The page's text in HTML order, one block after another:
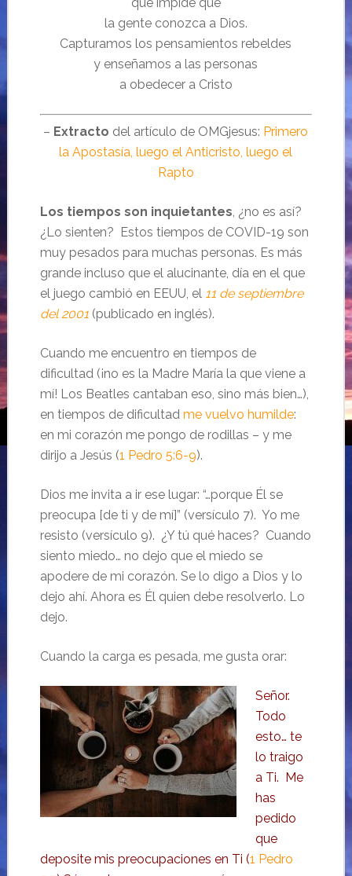
la gente conozca a Dios.
Capturamos los pensamientos rebeldes
y enseñamos a las personas
a obedecer a Cristo
– Extracto del artículo de OMGjesus: Primero
la Apostasía, luego el Anticristo, luego el
Rapto
Los tiempos son inquietantes, ¿no es así?
¿Lo sienten? Estos tiempos de COVID-19 son
muy pesados para muchas personas. Es más
grande incluso que el alucinante, día en el que
el juego cambió en EEUU, el 11 de septiembre
del 2001(publicado en inglés).
Cuando me encuentro en tiempos de
dificultad (¡no es la Madre María la que viene a
mí! Los Beatles cantaban eso, sino más bien…),
en tiempos de dificultad me vuelvo humilde:
en mi corazón me pongo de rodillas – y me
dirijo a Jesús (1 Pedro 5:6-9).
Dios me invita a ir ese lugar: “…porque Él se
preocupa [de ti y de mí]” (versículo 7). Yo me
resisto (versículo 9). ¿Y tú qué haces? Cuando
siento miedo… no dejo que el miedo se
apodere de mi corazón. Se lo digo a Dios y lo
dejo ahí. Ahora es Él quien debe resolverlo. Lo
dejo.
Cuando la carga es pesada, me gusta orar:
Señor.
Todo
esto… te
lo traigo
a Ti. Me
has
pedido
que
deposite mis preocupaciones en Ti (1 Pedro